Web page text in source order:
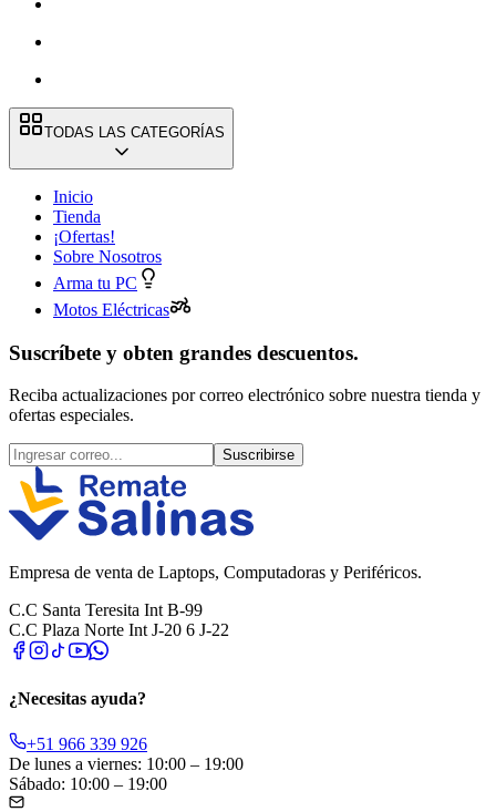
TODAS LAS CATEGORÍAS
Inicio
Tienda
¡Ofertas!
Sobre Nosotros
Arma tu PC
Motos Eléctricas
Suscríbete y obten grandes descuentos.
Reciba actualizaciones por correo electrónico sobre nuestra tienda y
ofertas especiales.
Suscribirse
Empresa de venta de Laptops, Computadoras y Periféricos.
C.C Santa Teresita Int B-99
C.C Plaza Norte Int J-20 6 J-22
¿Necesitas ayuda?
+51 966 339 926
De lunes a viernes: 10:00 – 19:00
Sábado: 10:00 – 19:00